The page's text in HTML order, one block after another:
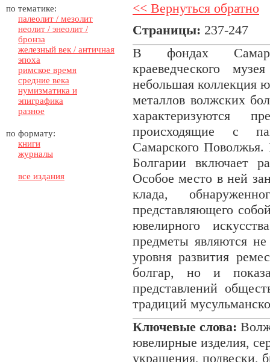
по тематике:
палеолит / мезолит
неолит / энеолит /
бронза
железный век / античная
эпоха
римское время
средние века
нумизматика и
эпиграфика
разное
по формату:
книги
журналы
все издания
<< Вернуться обратно
Страницы: 237-247
В фондах
краеведческого
небольшая коллекция
металлов волжских
характеризуются
происходящие с
Самарского
Болгарии включает
Особое место в ней
клада,
представляющего
ювелирного
предметы являются не
уровня развития
болгар, но и
представлений
традиций
Ключевые слова:
ювелирные изделия,
украшения, подвески,